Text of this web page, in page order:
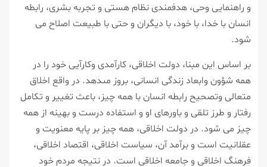
و راهنمايى وحى، هدف‏مندى نظام هستى و تجربه بشرى، رابطه
انسان با خدا، با خود، با ديگران و حتى با طبيعت اصلاح مى‏
شود.
بر اساس اين مبنا، دولت اخلاقى، كارآمدى وكارآيى خود را در
همه شؤون وابعاد زندگى انسانى، بروز مى‏دهد. در واقع اخلاق
متعالى وتصحيح رابطه انسان با همه چيز، باعث تغيير و تكامل
رفتار و طرز تلقى و باورهاى او و استفاده درست و بهينه از همه
چيز مى ‏شود. در دولت اخلاقى، همه چيز بر پايه معنويت و
عقلانيت است و برآمد آن، سياست اخلاقى، اقتصاد اخلاقى،
فرهنگ اخلاقى و جامعه اخلاقى است. در نتيجه مردم خود